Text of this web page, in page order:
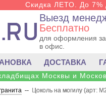
Скидка ЛЕТО. До 7%
Выезд
Бесплатно
для оформления
в офис.
ДОСТАВКА
Москвы и
-- Цоколь на могилу (арт: